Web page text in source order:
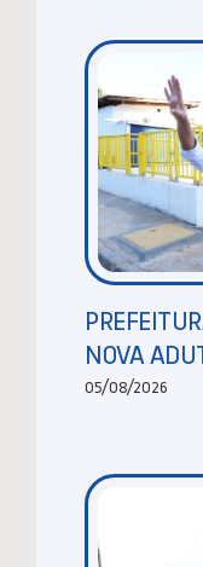
NOVA
05/08/2026